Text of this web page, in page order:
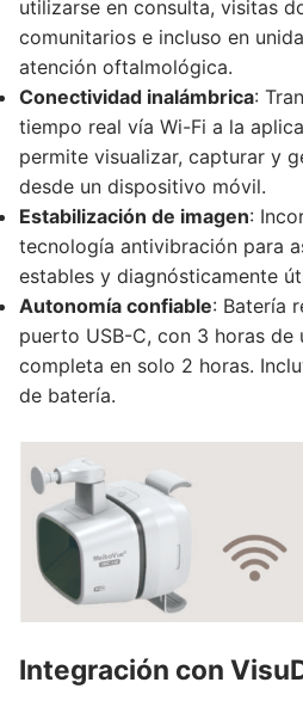
utilizarse en consulta, visitas
comunitarios e incluso en
atención oftalmológica.
Conectividad inalámbrica:
tiempo real vía Wi-Fi a la
permite visualizar, capturar y
desde un dispositivo móvil.
Estabilización de imagen:
tecnología antivibración para
estables y diagnósticamente
Autonomía confiable: Batería
puerto USB-C, con 3 horas
completa en solo 2 horas.
de batería.
Integración con